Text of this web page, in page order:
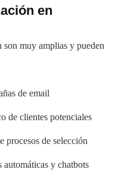
en
muy amplias y pueden
de email
de clientes potenciales
procesos de selección
automáticas y chatbots